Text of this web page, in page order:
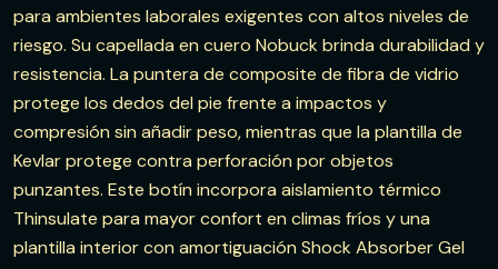
para ambientes laborales exigentes con altos niveles de
riesgo. Su capellada en cuero Nobuck brinda durabilidad y
resistencia. La puntera de composite de fibra de vidrio
protege los dedos del pie frente a impactos y
compresión sin añadir peso, mientras que la plantilla de
Kevlar protege contra perforación por objetos
punzantes. Este botín incorpora aislamiento térmico
Thinsulate para mayor confort en climas fríos y una
plantilla interior con amortiguación Shock Absorber Gel